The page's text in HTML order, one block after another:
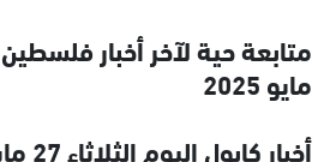
مايو 2025
أخبار كابول اليوم الثلاثاء 27 مايو 2025